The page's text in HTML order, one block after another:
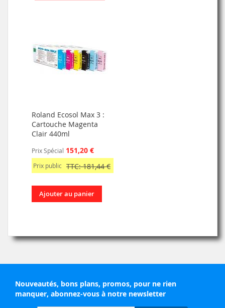
Roland Ecosol Max 3 :
Cartouche Magenta
Clair 440ml
Prix Spécial 151,20 €
Prix public TTC: 181,44 €
Ajouter au panier
Nouveautés, bons plans, promos, pour ne rien
manquer, abonnez-vous à notre newsletter